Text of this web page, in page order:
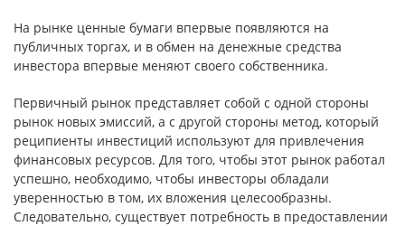
На рынке ценные бумаги впервые появляются на
публичных торгах, и в обмен на денежные средства
инвестора впервые меняют своего собственника.
Первичный рынок представляет собой с одной стороны
рынок новых эмиссий, а с другой стороны метод, который
реципиенты инвестиций используют для привлечения
финансовых ресурсов. Для того, чтобы этот рынок работал
успешно, необходимо, чтобы инвесторы обладали
уверенностью в том, их вложения целесообразны.
Следовательно, существует потребность в предоставлении